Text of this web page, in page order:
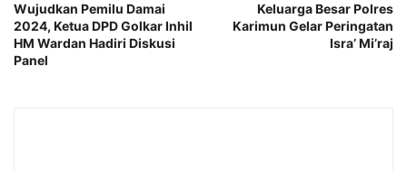
Wujudkan Pemilu Damai
2024, Ketua DPD Golkar Inhil
HM Wardan Hadiri Diskusi
Panel
Keluarga Besar Polres
Karimun Gelar Peringatan
Isra’ Mi’raj